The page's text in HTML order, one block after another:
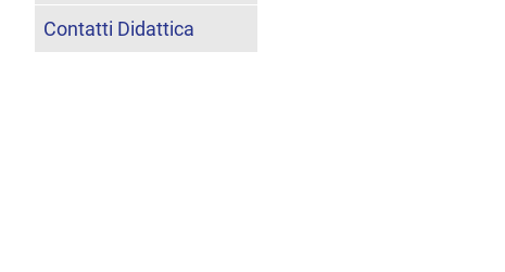
Contatti Didattica